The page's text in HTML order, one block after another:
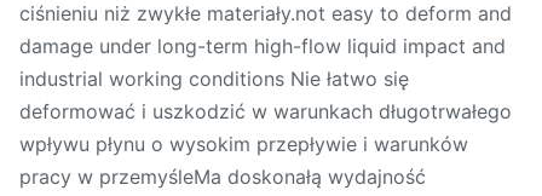
ciśnieniu niż zwykłe materiały.not easy to deform and
damage under long-term high-flow liquid impact and
industrial working conditions Nie łatwo się
deformować i uszkodzić w warunkach długotrwałego
wpływu płynu o wysokim przepływie i warunków
pracy w przemyśleMa doskonałą wydajność